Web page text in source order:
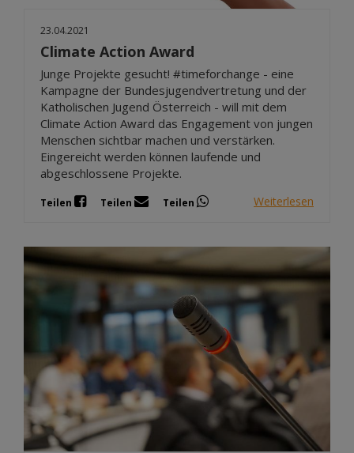
23.04.2021
Climate Action Award
Junge Projekte gesucht! #timeforchange - eine
Kampagne der Bundesjugendvertretung und der
Katholischen Jugend Österreich - will mit dem
Climate Action Award das Engagement von jungen
Menschen sichtbar machen und verstärken.
Eingereicht werden können laufende und
abgeschlossene Projekte.
Teilen Teilen Teilen Weiterlesen